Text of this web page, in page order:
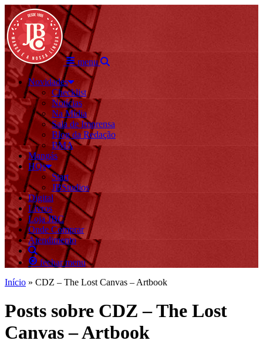
menu
Novidades
Checklist
Notícias
Na Mídia
Sala de Imprensa
Blog da Redação
BMA
Mangás
HQs
Start
JBStudios
Digital
Livros
Loja JBC
Onde Comprar
Atendimento
fechar menu
Início » CDZ – The Lost Canvas – Artbook
Posts sobre CDZ – The Lost
Canvas – Artbook